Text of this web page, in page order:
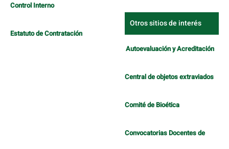
Control Interno
Estatuto de Contratación
Otros sitios de interés
Autoevaluación y Acreditación
Central de objetos extraviados
Comité de Bioética
Convocatorias Docentes de